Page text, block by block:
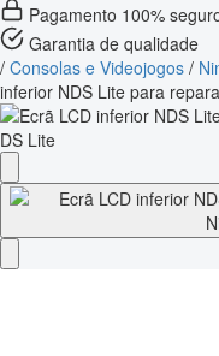
Pagamento 100%
Garantia de qualidade
/ Consolas e Videojogos /
inferior NDS Lite para